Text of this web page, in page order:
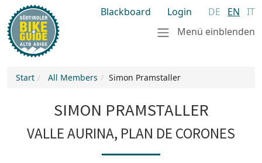
Blackboard Login DE EN IT
Menü einblenden
Start All Members Simon Pramstaller
SIMON PRAMSTALLER
VALLE AURINA, PLAN DE CORONES